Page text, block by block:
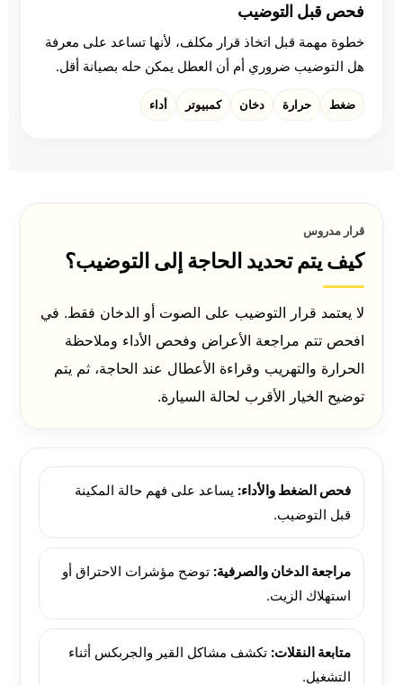
فحص قبل التوضيب
خطوة مهمة قبل اتخاذ قرار مكلف، لأنها تساعد على معرفة
هل التوضيب ضروري أم أن العطل يمكن حله بصيانة أقل.
ضغط حرارة دخان كمبيوتر أداء
قرار مدروس
كيف يتم تحديد الحاجة إلى التوضيب؟
لا يعتمد قرار التوضيب على الصوت أو الدخان فقط. في
افحص تتم مراجعة الأعراض وفحص الأداء وملاحظة
الحرارة والتهريب وقراءة الأعطال عند الحاجة، ثم يتم
توضيح الخيار الأقرب لحالة السيارة.
فحص الضغط والأداء: يساعد على فهم حالة المكينة
قبل التوضيب.
مراجعة الدخان والصرفية: توضح مؤشرات الاحتراق أو
استهلاك الزيت.
متابعة النقلات: تكشف مشاكل القير والجربكس أثناء
التشغيل.